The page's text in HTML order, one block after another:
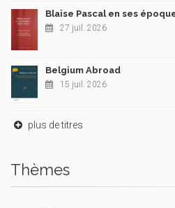
Blaise Pascal en ses
27 juil. 2026
Belgium Abroad
15 juil. 2026
plus de titres
Thèmes